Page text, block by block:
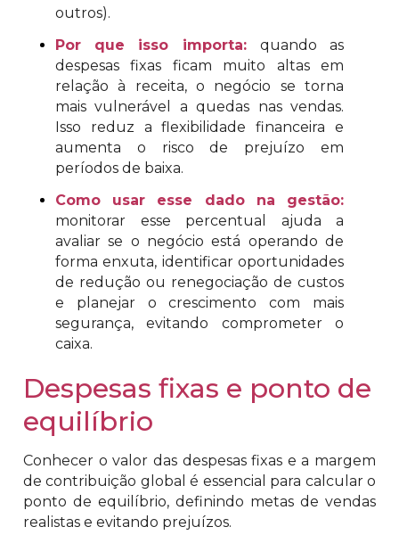
outros).
Por que isso importa: quando as
despesas fixas ficam muito altas em
relação à receita, o negócio se torna
mais vulnerável a quedas nas vendas.
Isso reduz a flexibilidade financeira e
aumenta o risco de prejuízo em
períodos de baixa.
Como usar esse dado na gestão:
monitorar esse percentual ajuda a
avaliar se o negócio está operando de
forma enxuta, identificar oportunidades
de redução ou renegociação de custos
e planejar o crescimento com mais
segurança, evitando comprometer o
caixa.
Despesas fixas e ponto de
equilíbrio
Conhecer o valor das despesas fixas e a margem
de contribuição global é essencial para calcular o
ponto de equilíbrio, definindo metas de vendas
realistas e evitando prejuízos.